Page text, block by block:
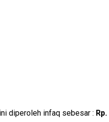
diperoleh infaq sebesar : Rp.